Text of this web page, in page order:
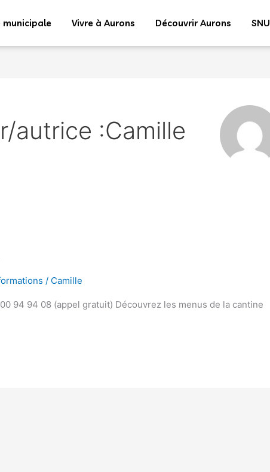
municipale Vivre à Aurons Découvrir Aurons SNU
autrice :Camille
/ Camille
94 94 08 (appel gratuit) Découvrez les menus de la cantine